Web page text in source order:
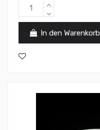
In den Warenkorb